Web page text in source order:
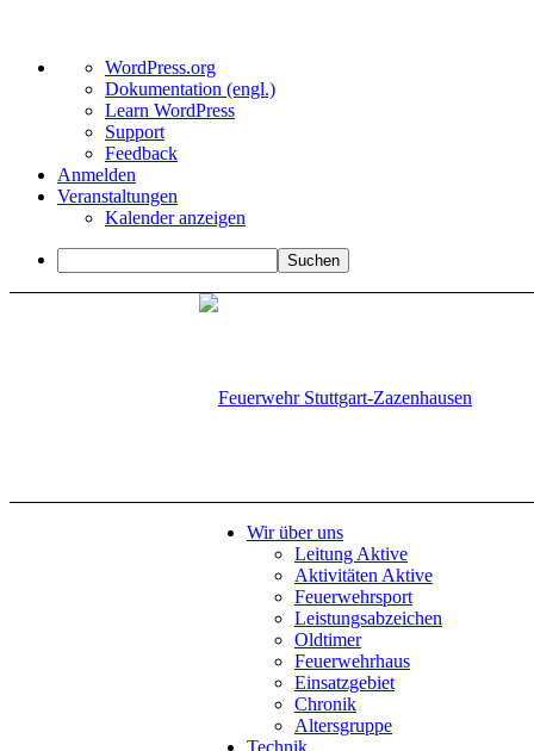
Über
WordPress
WordPress.org
Dokumentation (engl.)
Learn WordPress
Support
Feedback
Anmelden
Veranstaltungen
Kalender anzeigen
Suchen
Wir über uns
Leitung Aktive
Aktivitäten Aktive
Feuerwehrsport
Leistungsabzeichen
Oldtimer
Feuerwehrhaus
Einsatzgebiet
Chronik
Altersgruppe
Technik